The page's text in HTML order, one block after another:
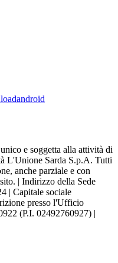
android
e soggetta alla attività di
L'Unione Sarda S.p.A. Tutti
anche parziale e con
| Indirizzo della Sede
| Capitale sociale
presso l'Ufficio
(P.I. 02492760927) |